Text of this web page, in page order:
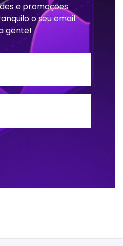
e promoções
o seu email
gente!